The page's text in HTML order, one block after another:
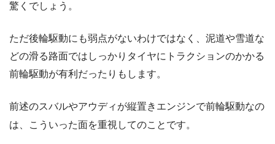
驚くでしょう。
ただ後輪駆動にも弱点がないわけではなく、泥道や雪道な
どの滑る路面ではしっかりタイヤにトラクションのかかる
前輪駆動が有利だったりもします。
前述のスバルやアウディが縦置きエンジンで前輪駆動なの
は、こういった面を重視してのことです。